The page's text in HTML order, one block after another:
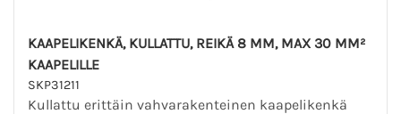
KAAPELIKENKÄ, KULLATTU, REIKÄ 8 MM, MAX 30 MM²
KAAPELILLE
SKP31211
Kullattu erittäin vahvarakenteinen kaapelikenkä